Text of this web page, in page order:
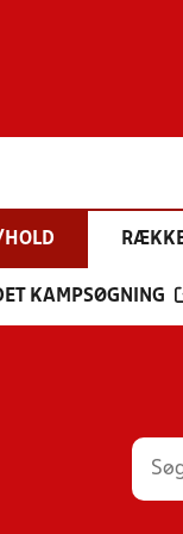
KAMPSØGNING